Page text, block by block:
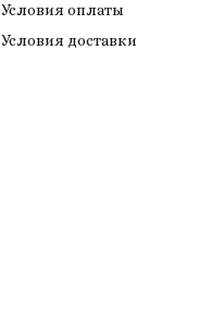
Условия оплаты
Условия доставки